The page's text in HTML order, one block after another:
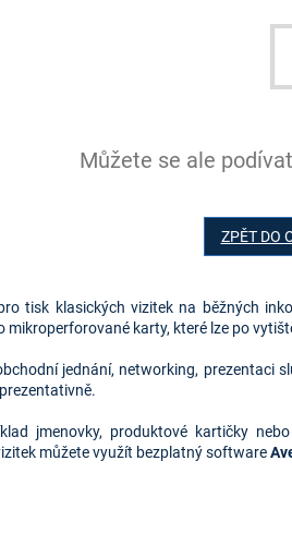
Můžete se ale
ZPĚT DO
tisk klasických vizitek na běžných
mikroperforované karty, které lze po
jednání, networking, prezentaci
jmenovky, produktové kartičky
můžete využít bezplatný software